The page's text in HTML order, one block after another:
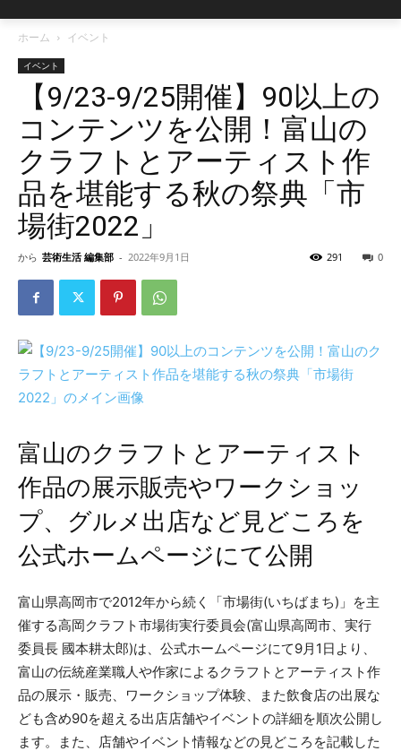
ホーム イベント
イベント
【9/23-9/25開催】90以上の
コンテンツを公開！富山の
クラフトとアーティスト作
品を堪能する秋の祭典「市
場街2022」
から 芸術生活 編集部 - 2022年9月1日 0
291
富山のクラフトとアーティスト
作品の展示販売やワークショッ
プ、グルメ出店など見どころを
公式ホームページにて公開
富山県高岡市で2012年から続く「市場街(いちばまち)」を主
催する高岡クラフト市場街実行委員会(富山県高岡市、実行
委員長 國本耕太郎)は、公式ホームページにて9月1日より、
富山の伝統産業職人や作家によるクラフトとアーティスト作
品の展示・販売、ワークショップ体験、また飲食店の出展な
ども含め90を超える出店店舗やイベントの詳細を順次公開し
ます。また、店舗やイベント情報などの見どころを記載した